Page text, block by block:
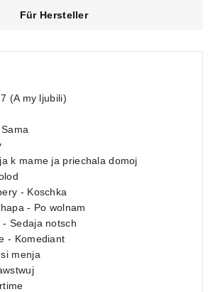
Für Hersteller
(A my ljubili)
k mame ja priechala domoj
- Koschka
- Po wolnam
Sedaja notsch
- Komediant
menja